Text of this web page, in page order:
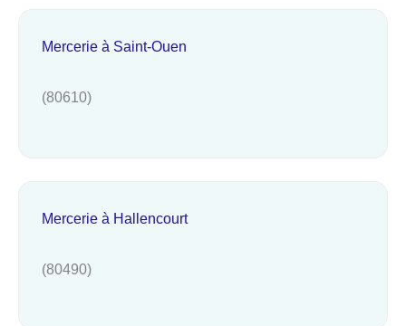
Mercerie à Saint-Ouen
(80610)
Mercerie à Hallencourt
(80490)